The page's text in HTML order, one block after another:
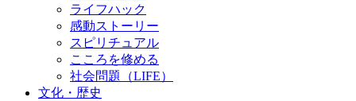
ライフハック
感動ストーリー
スピリチュアル
こころを修める
社会問題（LIFE）
文化・歴史